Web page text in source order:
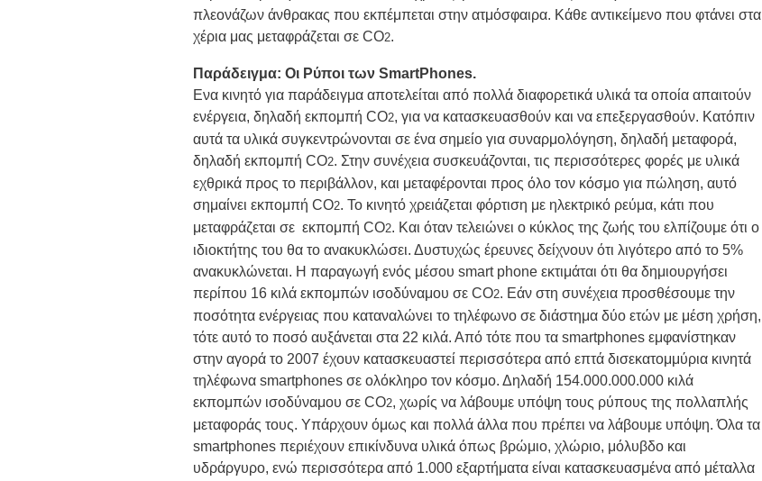
πλεονάζων άνθρακας που εκπέμπεται στην ατμόσφαιρα. Κάθε αντικείμενο που φτάνει στα
χέρια μας μεταφράζεται σε CO2.
Παράδειγμα: Οι Ρύποι των SmartPhones.
Ενα κινητό για παράδειγμα αποτελείται από πολλά διαφορετικά υλικά τα οποία απαιτούν
ενέργεια, δηλαδή εκπομπή CO2, για να κατασκευασθούν και να επεξεργασθούν. Κατόπιν
αυτά τα υλικά συγκεντρώνονται σε ένα σημείο για συναρμολόγηση, δηλαδή μεταφορά,
δηλαδή εκπομπή CO2. Στην συνέχεια συσκευάζονται, τις περισσότερες φορές με υλικά
εχθρικά προς το περιβάλλον, και μεταφέρονται προς όλο τον κόσμο για πώληση, αυτό
σημαίνει εκπομπή CO2. Το κινητό χρειάζεται φόρτιση με ηλεκτρικό ρεύμα, κάτι που
μεταφράζεται σε εκπομπή CO2. Και όταν τελειώνει ο κύκλος της ζωής του ελπίζουμε ότι ο
ιδιοκτήτης του θα το ανακυκλώσει. Δυστυχώς έρευνες δείχνουν ότι λιγότερο από το 5%
ανακυκλώνεται. Η παραγωγή ενός μέσου smart phone εκτιμάται ότι θα δημιουργήσει
περίπου 16 κιλά εκπομπών ισοδύναμου σε CO2. Εάν στη συνέχεια προσθέσουμε την
ποσότητα ενέργειας που καταναλώνει το τηλέφωνο σε διάστημα δύο ετών με μέση χρήση,
τότε αυτό το ποσό αυξάνεται στα 22 κιλά. Από τότε που τα smartphones εμφανίστηκαν
στην αγορά το 2007 έχουν κατασκευαστεί περισσότερα από επτά δισεκατομμύρια κινητά
τηλέφωνα smartphones σε ολόκληρο τον κόσμο. Δηλαδή 154.000.000.000 κιλά
εκπομπών ισοδύναμου σε CO2, χωρίς να λάβουμε υπόψη τους ρύπους της πολλαπλής
μεταφοράς τους. Υπάρχουν όμως και πολλά άλλα που πρέπει να λάβουμε υπόψη. Όλα τα
smartphones περιέχουν επικίνδυνα υλικά όπως βρώμιο, χλώριο, μόλυβδο και
υδράργυρο, ενώ περισσότερα από 1.000 εξαρτήματα είναι κατασκευασμένα από μέταλλα